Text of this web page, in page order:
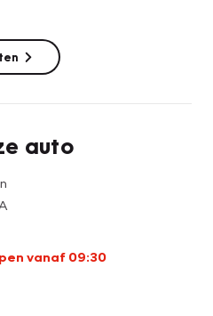
auto
vanaf 09:30